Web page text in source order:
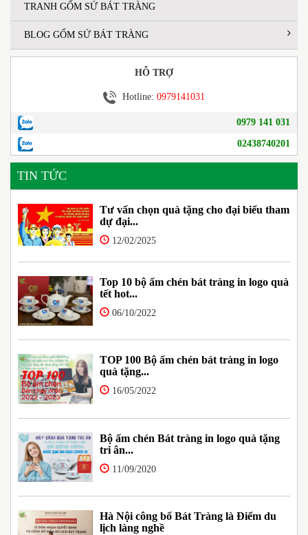
TRANH GỐM SỨ BÁT TRÀNG
BLOG GỐM SỨ BÁT TRÀNG
HỖ TRỢ
Hotline: 0979141031
0979 141 031
02438740201
TIN TỨC
Tư vấn chọn quà tặng cho đại biểu tham
dự đại...
12/02/2025
Top 10 bộ ấm chén bát tràng in logo quà
tết hot...
06/10/2022
TOP 100 Bộ ấm chén bát tràng in logo
quà tặng...
16/05/2022
Bộ ấm chén Bát tràng in logo quà tặng
tri ân...
11/09/2020
Hà Nội công bố Bát Tràng là Điểm du
lịch làng nghề